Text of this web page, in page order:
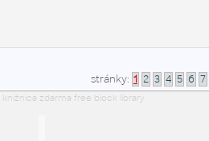
stránky: 1 2 3 4 5 6 7
zdarma free block library